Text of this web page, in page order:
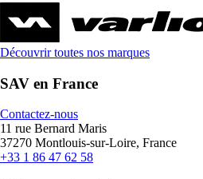
Découvrir toutes nos marques
SAV en France
Contactez-nous
11 rue Bernard Maris
37270 Montlouis-sur-Loire, France
+33 1 86 47 62 58